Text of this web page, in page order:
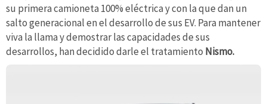
su primera camioneta 100% eléctrica y con la que dan un
salto generacional en el desarrollo de sus EV. Para mantener
viva la llama y demostrar las capacidades de sus
desarrollos, han decidido darle el tratamiento Nismo.